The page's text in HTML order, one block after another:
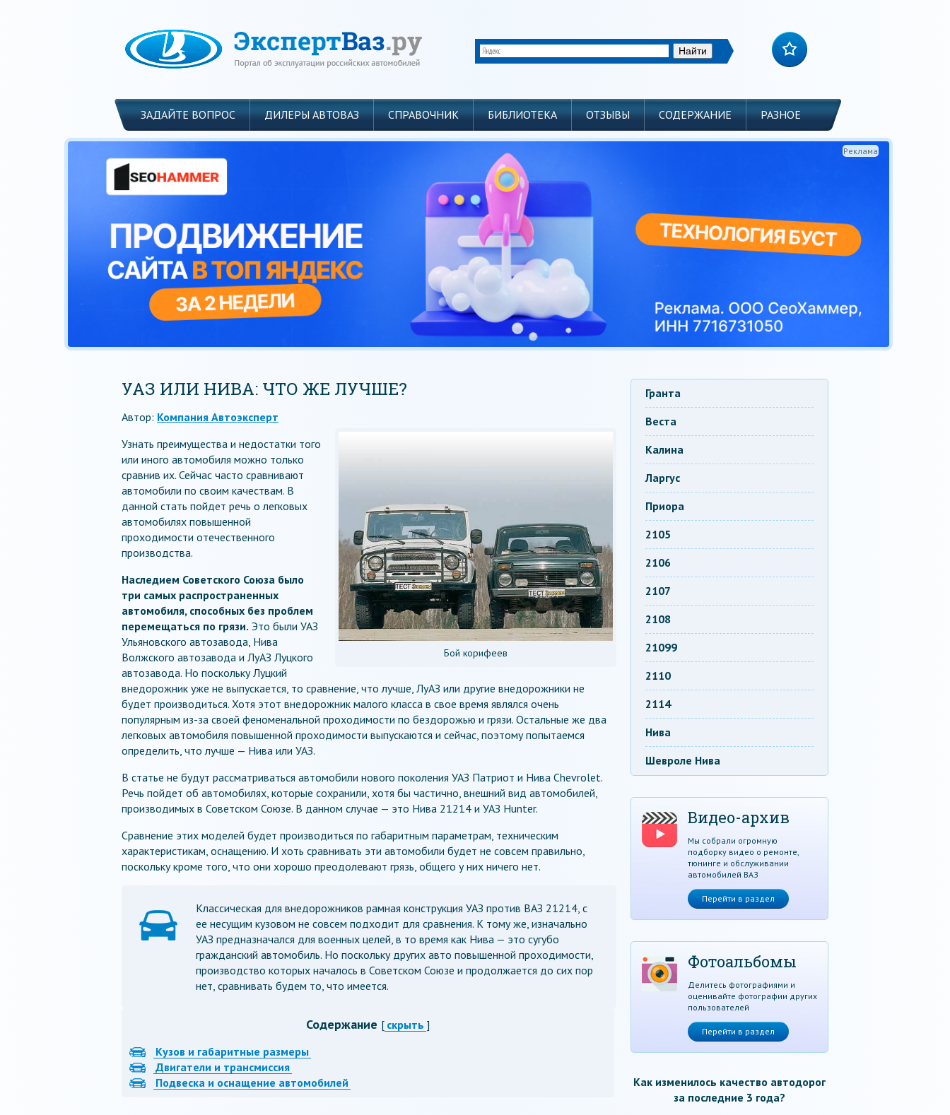
ЗАДАЙТЕ ВОПРОС ДИЛЕРЫ АВТОВАЗ СПРАВОЧНИК БИБЛИОТЕКА ОТЗЫВЫ СОДЕРЖАНИЕ РАЗНОЕ
Реклама
УАЗ ИЛИ НИВА: ЧТО ЖЕ ЛУЧШЕ?
Автор: Компания Автоэксперт
Бой корифеев
Узнать преимущества и недостатки того
или иного автомобиля можно только
сравнив их. Сейчас часто сравнивают
автомобили по своим качествам. В
данной стать пойдет речь о легковых
автомобилях повышенной
проходимости отечественного
производства.
Наследием Советского Союза было
три самых распространенных
автомобиля, способных без проблем
перемещаться по грязи. Это были УАЗ
Ульяновского автозавода, Нива
Волжского автозавода и ЛуАЗ Луцкого
автозавода. Но поскольку Луцкий
внедорожник уже не выпускается, то сравнение, что лучше, ЛуАЗ или другие внедорожники не
будет производиться. Хотя этот внедорожник малого класса в свое время являлся очень
популярным из-за своей феноменальной проходимости по бездорожью и грязи. Остальные же два
легковых автомобиля повышенной проходимости выпускаются и сейчас, поэтому попытаемся
определить, что лучше — Нива или УАЗ.
В статье не будут рассматриваться автомобили нового поколения УАЗ Патриот и Нива Chevrolet.
Речь пойдет об автомобилях, которые сохранили, хотя бы частично, внешний вид автомобилей,
производимых в Советском Союзе. В данном случае — это Нива 21214 и УАЗ Hunter.
Сравнение этих моделей будет производиться по габаритным параметрам, техническим
характеристикам, оснащению. И хоть сравнивать эти автомобили будет не совсем правильно,
поскольку кроме того, что они хорошо преодолевают грязь, общего у них ничего нет.
Классическая для внедорожников рамная конструкция УАЗ против ВАЗ 21214, с
ее несущим кузовом не совсем подходит для сравнения. К тому же, изначально
УАЗ предназначался для военных целей, в то время как Нива — это сугубо
гражданский автомобиль. Но поскольку других авто повышенной проходимости,
производство которых началось в Советском Союзе и продолжается до сих пор
нет, сравнивать будем то, что имеется.
Содержание [ скрыть ]
Кузов и габаритные размеры
Двигатели и трансмиссия
Подвеска и оснащение автомобилей
Гранта
Веста
Калина
Ларгус
Приора
2105
2106
2107
2108
21099
2110
2114
Нива
Шевроле Нива
Видео-архив
Мы собрали огромную
подборку видео о ремонте,
тюнинге и обслуживании
автомобилей ВАЗ
Перейти в раздел
Фотоальбомы
Делитесь фотографиями и
оценивайте фотографии других
пользователей
Перейти в раздел
Как изменилось качество автодорог
за последние 3 года?